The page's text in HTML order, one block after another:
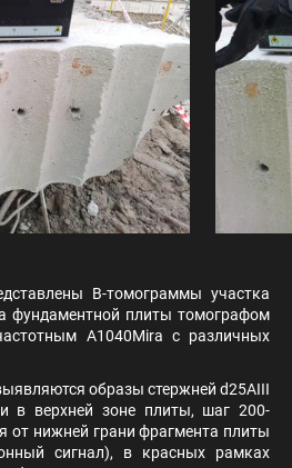
B-томограммы участка
фундаментной плиты томографом
A1040Mira с различных
образы стержней d25AIII
в верхней зоне плиты, шаг 200-
от нижней грани фрагмента плиты
сигнал), в красных рамках